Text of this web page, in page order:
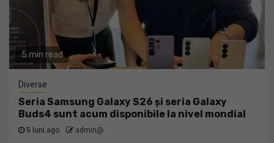
5 min read
Diverse
Seria Samsung Galaxy S26 și seria Galaxy
Buds4 sunt acum disponibile la nivel mondial
5 luni ago admin@